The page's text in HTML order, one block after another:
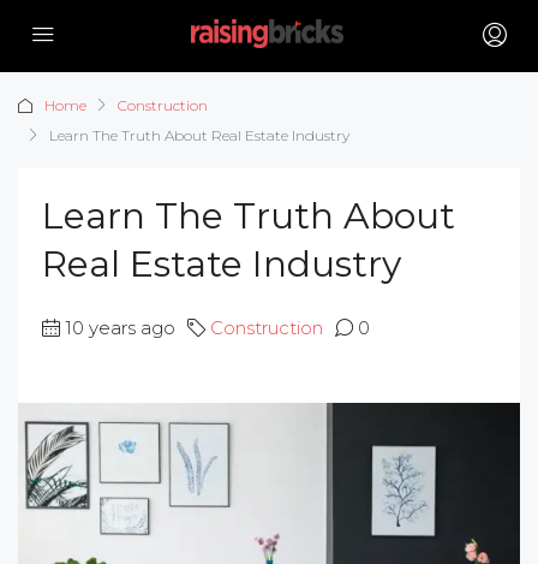
Home
Construction
Learn The Truth About Real Estate Industry
Learn The Truth About
Real Estate Industry
10 years ago Construction 0